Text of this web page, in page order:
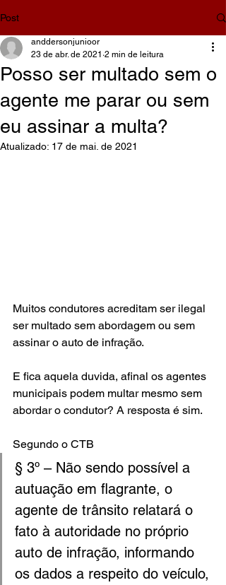
Post
Posso ser multado sem o
agente me parar ou sem
eu assinar a multa?
anddersonjunioor
23 de abr. de 2021 2 min de leitura
Atualizado: 17 de mai. de 2021
Muitos condutores acreditam ser ilegal
ser multado sem abordagem ou sem
assinar o auto de infração.
E fica aquela duvida, afinal os agentes
municipais podem multar mesmo sem
abordar o condutor? A resposta é sim.
Segundo o CTB
§ 3º – Não sendo possível a
autuação em flagrante, o
agente de trânsito relatará o
fato à autoridade no próprio
auto de infração, informando
os dados a respeito do veículo,